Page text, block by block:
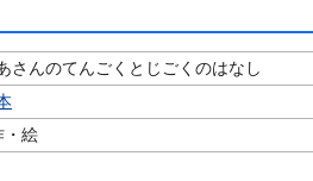
さんのてんごくとじごくのはなし
・絵